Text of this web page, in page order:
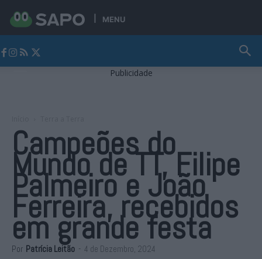
MENU
Publicidade
Campeões do
Mundo de TT, Filipe
Palmeiro e João
Ferreira, recebidos
em grande festa
Por Patrícia Leitão - 4 de Dezembro, 2024